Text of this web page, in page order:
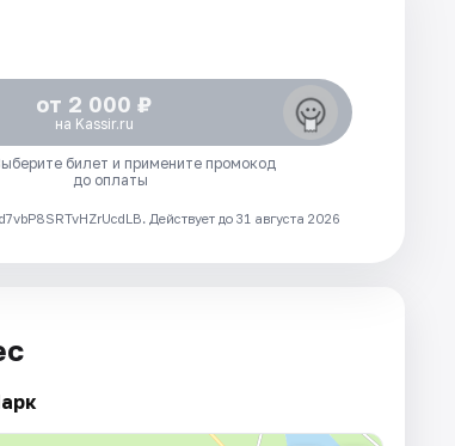
от 2 000 ₽
на Kassir.ru
билет и примените промокод
до оплаты
Действует до 31 августа 2026